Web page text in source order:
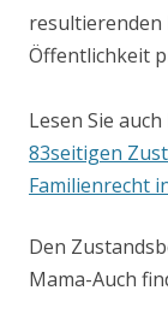
resultierenden
Öffentlichkeit
Lesen Sie
83seitigen
Familienrecht
Den
Mama-Auch